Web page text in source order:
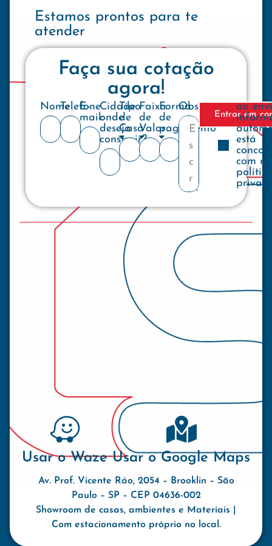
Estamos prontos para te
atender
Faça sua cotação
agora!
NomeTelefone
E-
mail:
Cidade
onde
deseja
construir?
Tipo
de
Casa
Faixa
de
Valor
Forma
de
pagamento
Observações
Entrar em
ao
está
com
Usar o Waze Usar o Google Maps
Av. Prof. Vicente Ráo, 2054 – Brooklin – São
Paulo – SP – CEP 04636-002
Showroom de casas, ambientes e Materiais |
Com estacionamento próprio no local.